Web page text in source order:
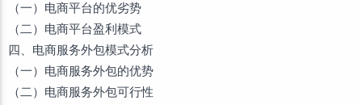
（一）电商平台的优劣势
（二）电商平台盈利模式
四、电商服务外包模式分析
（一）电商服务外包的优势
（二）电商服务外包可行性